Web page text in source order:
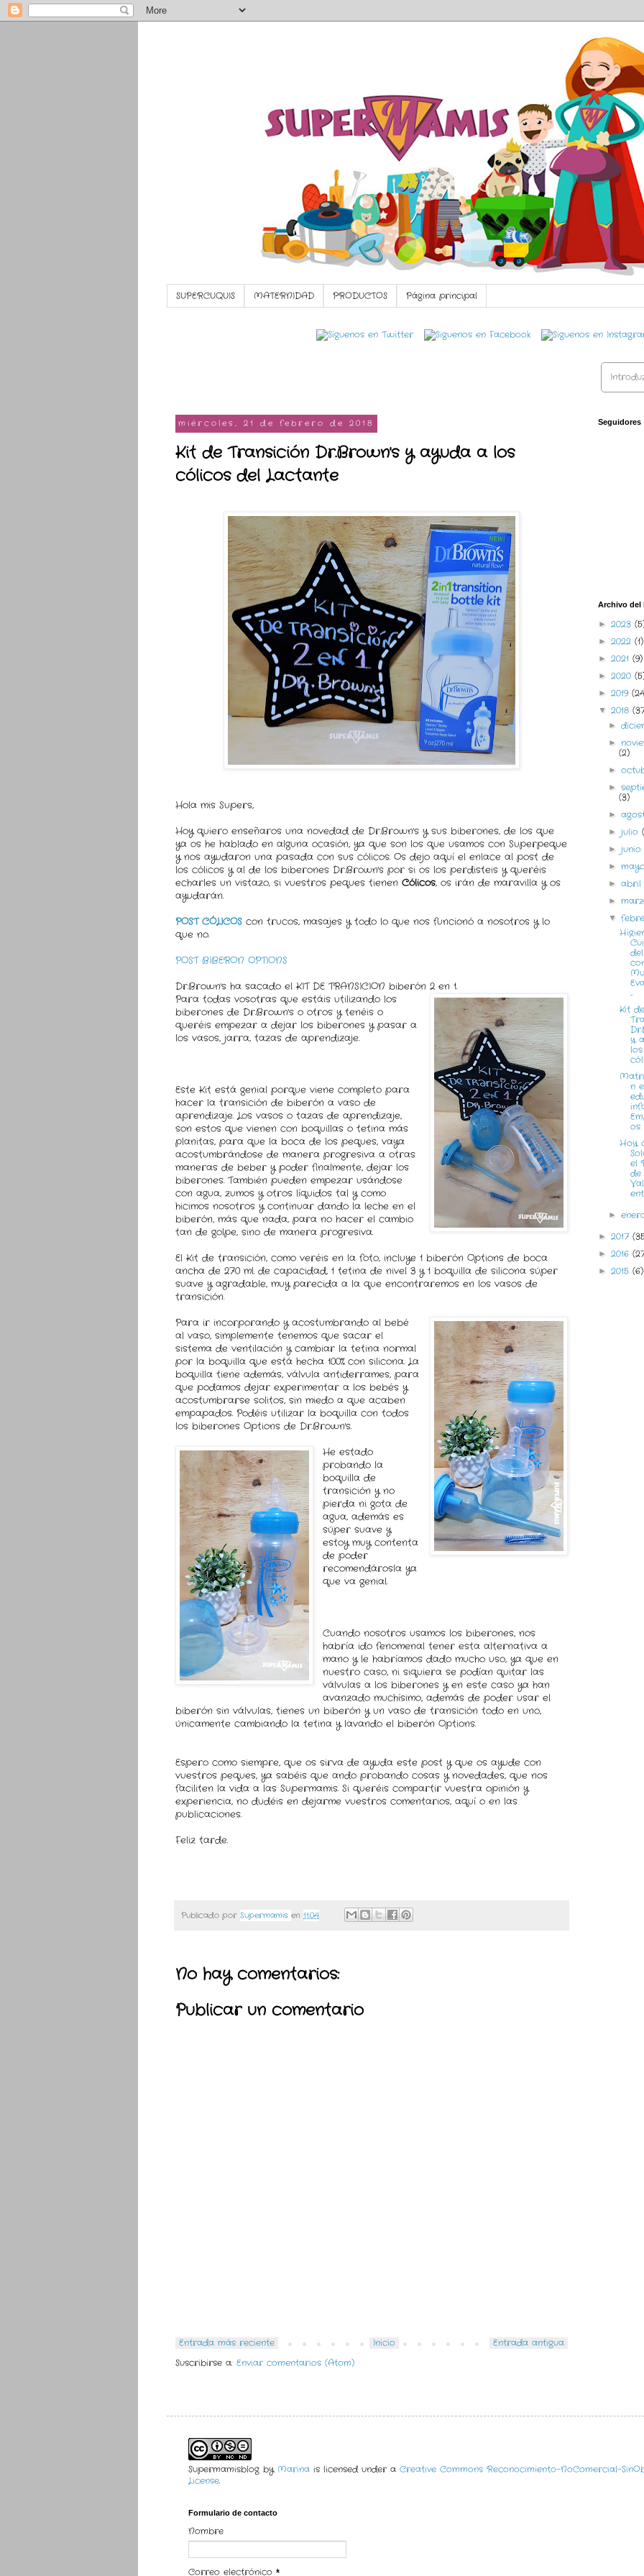
SUPERCUQUIS MATERNIDAD PRODUCTOS Página principal
miércoles, 21 de febrero de 2018
Kit de Transición Dr.Brown's y ayuda a los
cólicos del Lactante
Hola mis Supers,
Hoy quiero enseñaros una novedad de Dr.Brown's y sus biberones, de los que
ya os he hablado en alguna ocasión, ya que son los que usamos con Superpeque
y nos ayudaron una pasada con sus cólicos. Os dejo aquí el enlace al post de
los cólicos y al de los biberones Dr.Brown's por si os los perdisteis y queréis
echarles un vistazo, si vuestros peques tienen Cólicos, os irán de maravilla y os
ayudarán.
POST CÓLICOS con trucos, masajes y todo lo que nos funcionó a nosotros y lo
que no.
POST BIBERON OPTIONS
Dr.Brown's ha sacado el KIT DE TRANSICION biberón 2 en 1.
Para todas vosotras que estáis utilizando los
biberones de Dr.Brown's o otros y tenéis o
queréis empezar a dejar los biberones y pasar a
los vasos, jarra, tazas de aprendizaje.
Este Kit está genial porque viene completo para
hacer la transición de biberón a vaso de
aprendizaje. Los vasos o tazas de aprendizaje,
son estos que vienen con boquillas o tetina más
planitas, para que la boca de los peques, vaya
acostumbrándose de manera progresiva a otras
maneras de beber y poder finalmente, dejar los
biberones. También pueden empezar usándose
con agua, zumos y otros líquidos tal y como
hicimos nosotros y continuar dando la leche en el
biberón, más que nada, para no hacer el cambio
tan de golpe, sino de manera progresiva.
El Kit de transición, como veréis en la foto, incluye 1 biberón Options de boca
ancha de 270 ml. de capacidad, 1 tetina de nivel 3 y 1 boquilla de silicona súper
suave y agradable, muy parecida a la que encontraremos en los vasos de
transición.
Para ir incorporando y acostumbrando al bebé
al vaso, simplemente tenemos que sacar el
sistema de ventilación y cambiar la tetina normal
por la boquilla que está hecha 100% con silicona. La
boquilla tiene además, válvula antiderrames, para
que podamos dejar experimentar a los bebés y
acostumbrarse solitos, sin miedo a que acaben
empapados. Podéis utilizar la boquilla con todos
los biberones Options de Dr.Brown's.
He estado
probando la
boquilla de
transición y no
pierda ni gota de
agua, además es
súper suave y
estoy muy contenta
de poder
recomendárosla ya
que va genial.
Cuando nosotros usamos los biberones, nos
habría ido fenomenal tener esta alternativa a
mano y le habríamos dado mucho uso, ya que en
nuestro caso, ni siquiera se podían quitar las
válvulas a los biberones y en este caso ya han
avanzado muchísimo, además de poder usar el
biberón sin válvulas, tienes un biberón y un vaso de transición todo en uno,
únicamente cambiando la tetina y lavando el biberón Options.
Espero como siempre, que os sirva de ayuda este post y que os ayude con
vuestros peques, ya sabéis que ando probando cosas y novedades, que nos
faciliten la vida a las Supermamis. Si queréis compartir vuestra opinión y
experiencia, no dudéis en dejarme vuestros comentarios, aquí o en las
publicaciones.
Feliz tarde.
Publicado por Supermamis en 11:04
No hay comentarios:
Publicar un comentario
Entrada más reciente Entrada antigua
Inicio
Suscribirse a: Enviar comentarios (Atom)
Seguidores
Archivo del
► 2023
► 2022 (1)
► 2021 (9)
► 2020
► 2019
▼ 2018
►
►
(2)
►
►
(3)
►
►julio
►
►
►
►
▼
...
Kit de
y
los
n
os
Hoy
el
de
►
► 2017
► 2016
► 2015 (6)
Supermamisblog by Marina is licensed under a Creative Commons Reconocimiento-NoComercial-
License.
Formulario de contacto
Nombre
Correo electrónico *